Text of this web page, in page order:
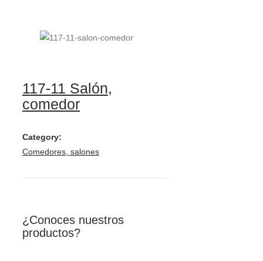
117-11 Salón,
comedor
Category:
Comedores, salones
¿Conoces nuestros
productos?